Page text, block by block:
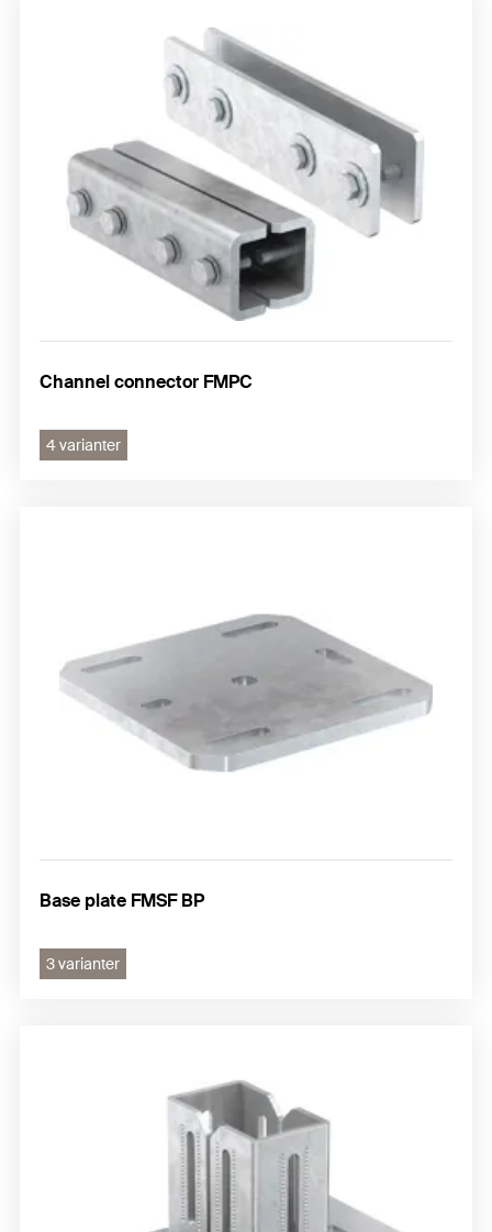
Channel connector FMPC
4 varianter
Base plate FMSF BP
3 varianter